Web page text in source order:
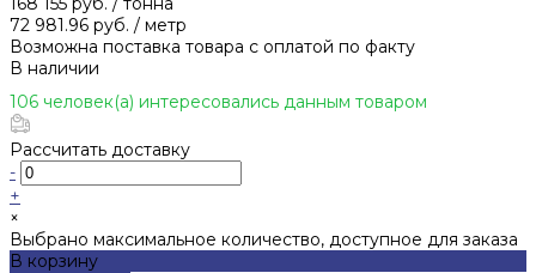
72 981.96 руб. / метр
Возможна поставка товара с оплатой по факту
В наличии
106 человек(а) интересовались данным товаром
Рассчитать доставку
-
+
×
Выбрано максимальное количество, доступное для заказа
В корзину